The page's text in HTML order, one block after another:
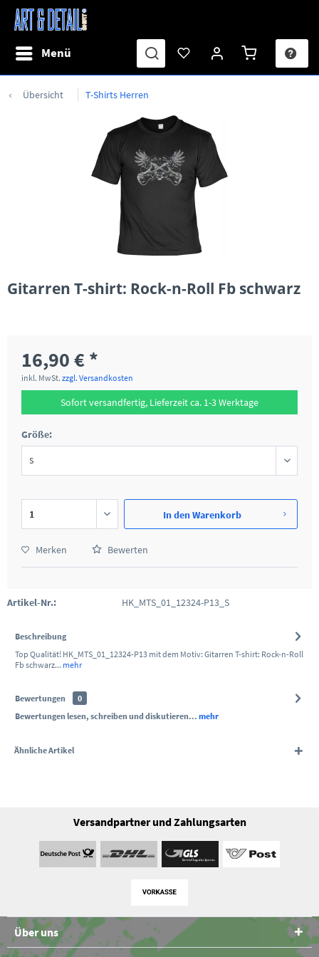
Menü
Übersicht T-Shirts Herren
Gitarren T-shirt: Rock-n-Roll Fb schwarz
16,90 € *
inkl. MwSt. zzgl. Versandkosten
Sofort versandfertig, Lieferzeit ca. 1-3 Werktage
Größe:
In denWarenkorb
Merken Bewerten
Artikel-Nr.: HK_MTS_01_12324-P13_S
Beschreibung
Top Qualität! HK_MTS_01_12324-P13 mit dem Motiv: Gitarren T-shirt: Rock-n-Roll
Fb schwarz... mehr
Bewertungen
0
Bewertungen lesen, schreiben und diskutieren... mehr
Ähnliche Artikel
Versandpartner und Zahlungsarten
Über uns